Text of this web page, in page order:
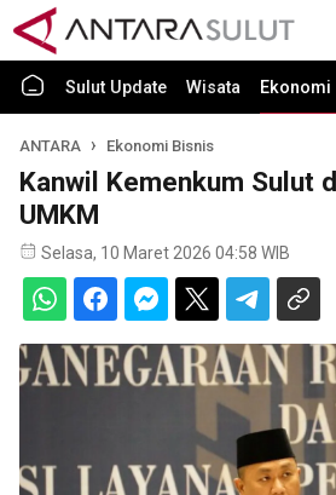
Sulut Update Wisata Ekonomi
ANTARA Ekonomi Bisnis
Kanwil Kemenkum Sulut
UMKM
Selasa, 10 Maret 2026 04:58 WIB